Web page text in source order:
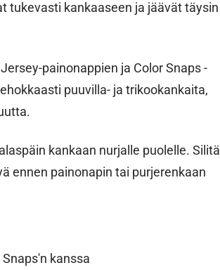
tukevasti kankaaseen ja jäävät täysin
painonappien ja Color Snaps -
puuvilla- ja trikookankaita,
kankaan nurjalle puolelle. Silitä
ennen painonapin tai purjerenkaan
kanssa